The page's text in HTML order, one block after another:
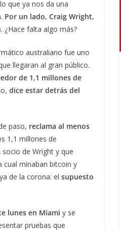
que ya nos da una
Por un lado, Craig Wright,
. ¿Hace falta algo más?
australiano fue uno
llegaran al gran público.
de 1,1 millones de
dice estar detrás del
paso, reclama al menos
1,1 millones de
de Wright y que
cual minaban bitcoin y
de la corona: el supuesto
lunes en Miami y se
pruebas que